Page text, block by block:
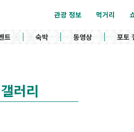
관광 정보 먹거리
트 숙박 동영상 포토
러리